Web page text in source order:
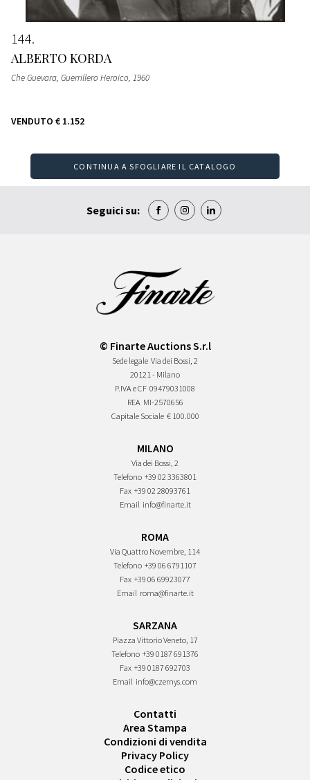
144
ALBERTO KORDA
Che Guevara, Guerrillero Heroico, 1960
VENDUTO € 1.152
CONTINUA A SFOGLIARE IL CATALOGO
Seguici su:
© Finarte Auctions S.r.l
Sede legale Via dei Bossi, 2
20121 - Milano
P.IVA e CF 09479031008
REA MI-2570656
Capitale Sociale € 100.000
MILANO
Via dei Bossi, 2
Telefono +39 02 3363801
Fax +39 02 28093761
Email info@finarte.it
ROMA
Via Quattro Novembre, 114
Telefono +39 06 6791107
Fax +39 06 69923077
Email roma@finarte.it
SARZANA
Piazza Vittorio Veneto, 17
Telefono +39 0187 691376
Fax +39 0187 692703
Email info@czernys.com
Contatti
Area Stampa
Condizioni di vendita
Privacy Policy
Codice etico